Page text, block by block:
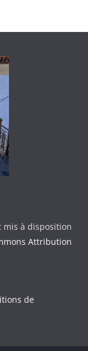
mis à disposition
Attribution
de